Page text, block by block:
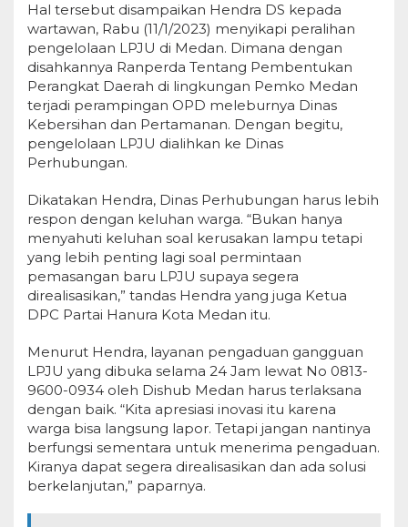
Hal tersebut disampaikan Hendra DS kepada
wartawan, Rabu (11/1/2023) menyikapi peralihan
pengelolaan LPJU di Medan. Dimana dengan
disahkannya Ranperda Tentang Pembentukan
Perangkat Daerah di lingkungan Pemko Medan
terjadi perampingan OPD meleburnya Dinas
Kebersihan dan Pertamanan. Dengan begitu,
pengelolaan LPJU dialihkan ke Dinas
Perhubungan.
Dikatakan Hendra, Dinas Perhubungan harus lebih
respon dengan keluhan warga. “Bukan hanya
menyahuti keluhan soal kerusakan lampu tetapi
yang lebih penting lagi soal permintaan
pemasangan baru LPJU supaya segera
direalisasikan,” tandas Hendra yang juga Ketua
DPC Partai Hanura Kota Medan itu.
Menurut Hendra, layanan pengaduan gangguan
LPJU yang dibuka selama 24 Jam lewat No 0813-
9600-0934 oleh Dishub Medan harus terlaksana
dengan baik. “Kita apresiasi inovasi itu karena
warga bisa langsung lapor. Tetapi jangan nantinya
berfungsi sementara untuk menerima pengaduan.
Kiranya dapat segera direalisasikan dan ada solusi
berkelanjutan,” paparnya.